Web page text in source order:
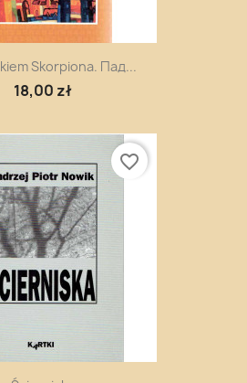
Skorpiona. Пaд...
18,00 zł
favorite_border